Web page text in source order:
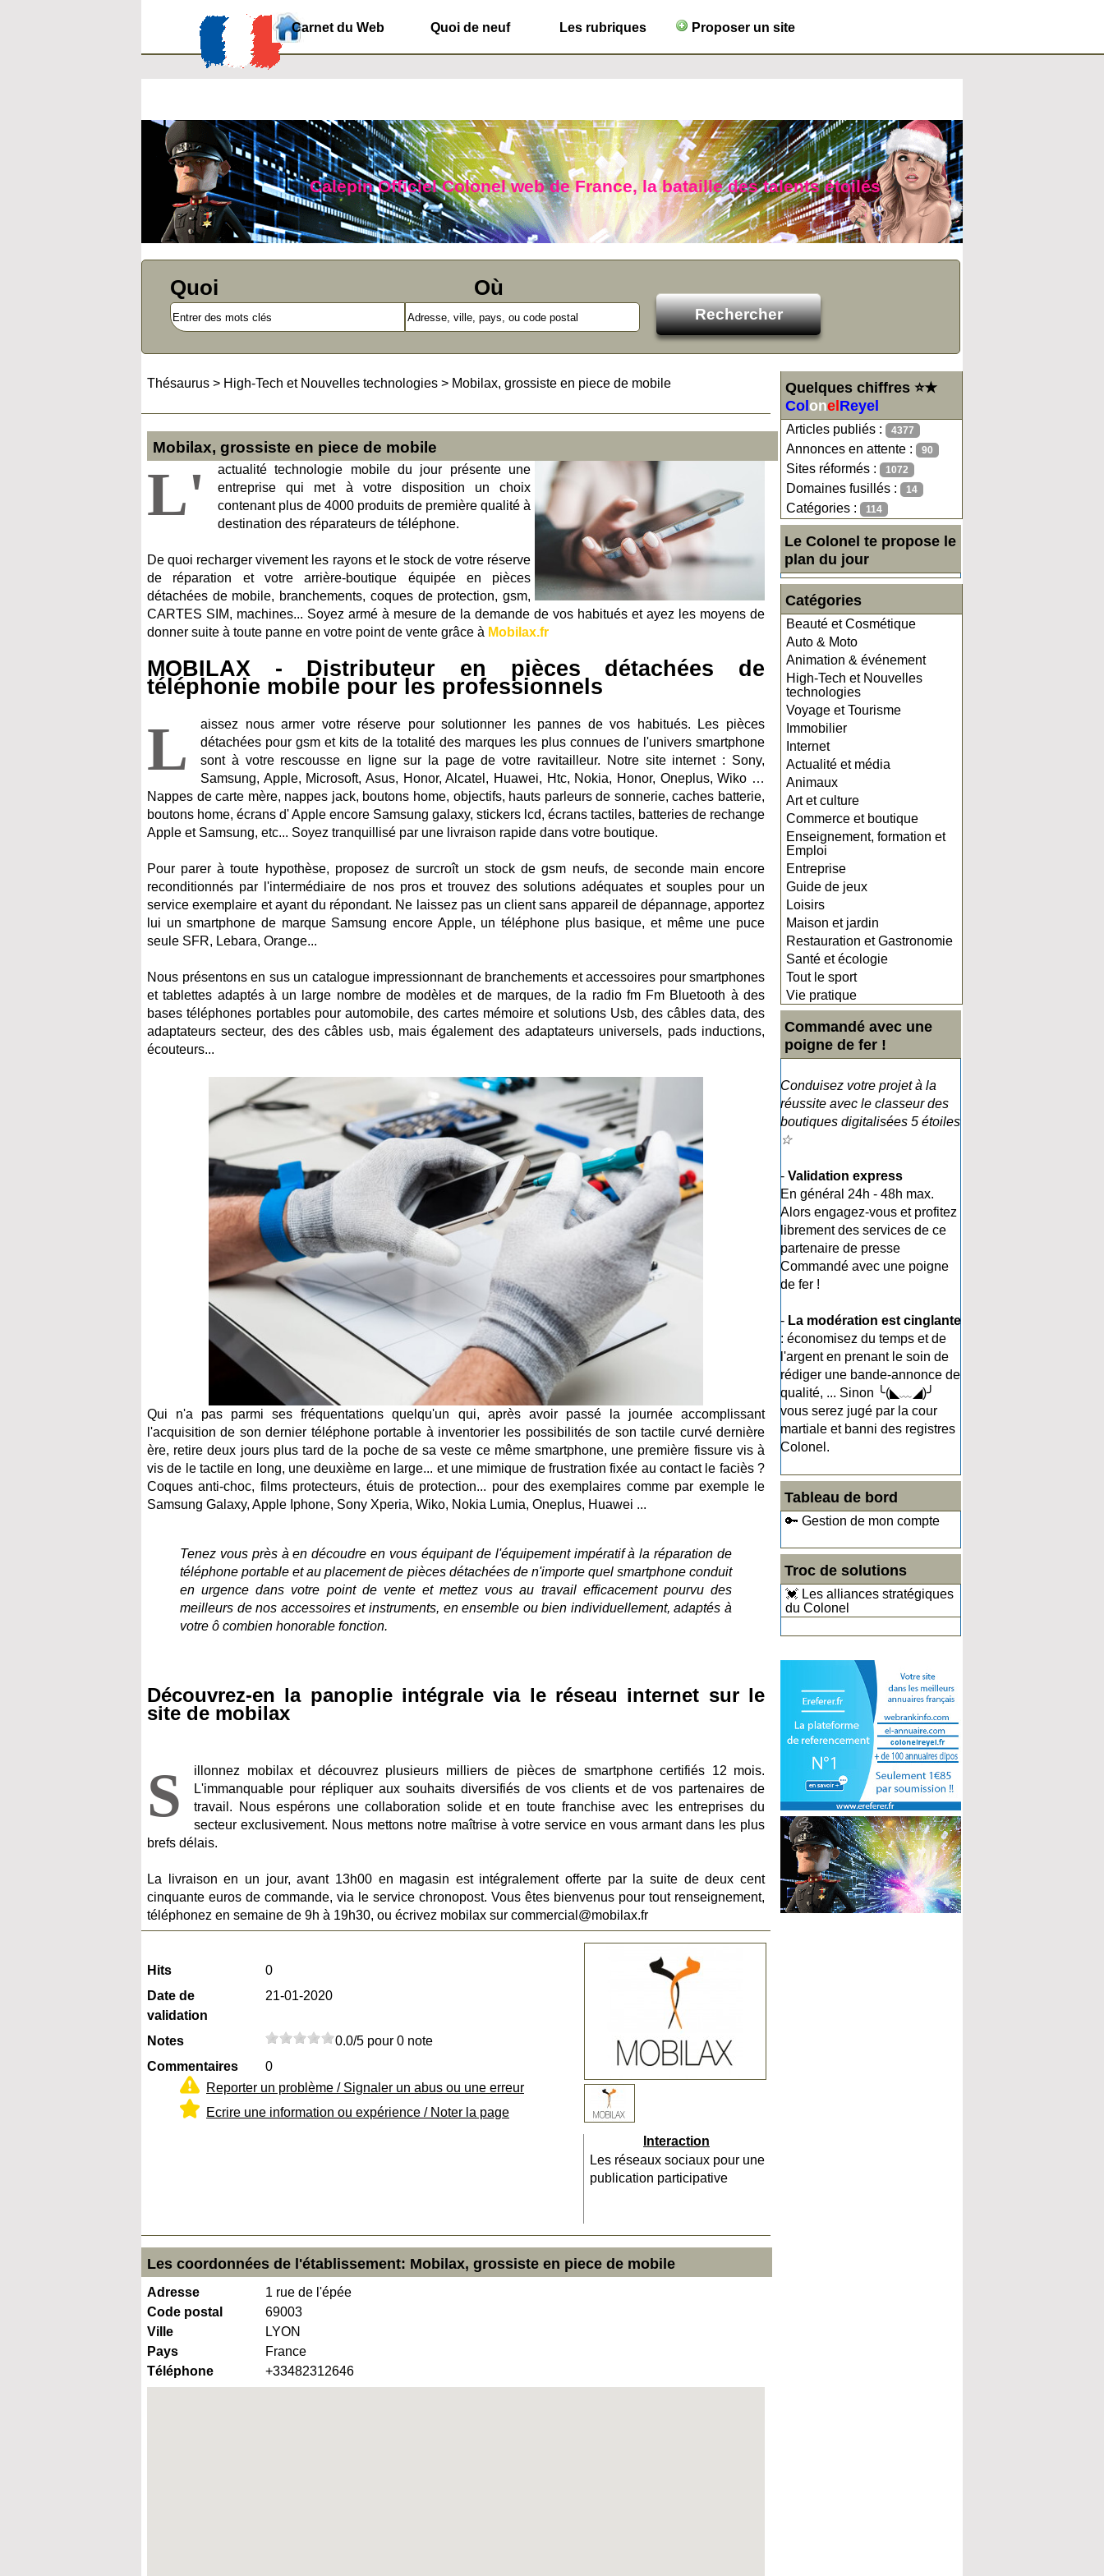
Carnet du Web Quoi de neuf Les rubriques Proposer un site
Calepin Officiel Colonel web de France, la bataille des talents étoilés
Quoi Où
Quelques chiffres ⭐★
Col onel Reyel
Articles publiés : 4377
Annonces en attente : 90
Sites réformés : 1072
Domaines fusillés : 14
Catégories : 114
Le Colonel te propose le
plan du jour
Catégories
Beauté et Cosmétique
Auto & Moto
Animation & événement
High-Tech et Nouvelles
technologies
Voyage et Tourisme
Immobilier
Internet
Actualité et média
Animaux
Art et culture
Commerce et boutique
Enseignement, formation et
Emploi
Entreprise
Guide de jeux
Loisirs
Maison et jardin
Restauration et Gastronomie
Santé et écologie
Tout le sport
Vie pratique
Commandé avec une
poigne de fer !
Conduisez votre projet à la
réussite avec le classeur des
boutiques digitalisées 5 étoiles
☆
- Validation express
En général 24h - 48h max.
Alors engagez-vous et profitez
librement des services de ce
partenaire de presse
Commandé avec une poigne
de fer !
- La modération est cinglante
: économisez du temps et de
l'argent en prenant le soin de
rédiger une bande-annonce de
qualité, ... Sinon ╰(◣﹏◢)╯
vous serez jugé par la cour
martiale et banni des registres
Colonel.
Tableau de bord
🔑 Gestion de mon compte
Troc de solutions
💓 Les alliances stratégiques
du Colonel
Thésaurus > High-Tech et Nouvelles technologies > Mobilax, grossiste en piece de mobile
Mobilax, grossiste en piece de mobile
L'
actualité technologie mobile du jour présente une
entreprise qui met à votre disposition un choix
contenant plus de 4000 produits de première qualité à
destination des réparateurs de téléphone.
De quoi recharger vivement les rayons et le stock de votre réserve
de réparation et votre arrière-boutique équipée en pièces
détachées de mobile, branchements, coques de protection, gsm,
CARTES SIM, machines... Soyez armé à mesure de la demande de vos habitués et ayez les moyens de
donner suite à toute panne en votre point de vente grâce à Mobilax.fr
MOBILAX - Distributeur en pièces détachées de
téléphonie mobile pour les professionnels
L
aissez nous armer votre réserve pour solutionner les pannes de vos habitués. Les pièces
détachées pour gsm et kits de la totalité des marques les plus connues de l'univers smartphone
sont à votre rescousse en ligne sur la page de votre ravitailleur. Notre site internet : Sony,
Samsung, Apple, Microsoft, Asus, Honor, Alcatel, Huawei, Htc, Nokia, Honor, Oneplus, Wiko …
Nappes de carte mère, nappes jack, boutons home, objectifs, hauts parleurs de sonnerie, caches batterie,
boutons home, écrans d' Apple encore Samsung galaxy, stickers lcd, écrans tactiles, batteries de rechange
Apple et Samsung, etc... Soyez tranquillisé par une livraison rapide dans votre boutique.
Pour parer à toute hypothèse, proposez de surcroît un stock de gsm neufs, de seconde main encore
reconditionnés par l'intermédiaire de nos pros et trouvez des solutions adéquates et souples pour un
service exemplaire et ayant du répondant. Ne laissez pas un client sans appareil de dépannage, apportez
lui un smartphone de marque Samsung encore Apple, un téléphone plus basique, et même une puce
seule SFR, Lebara, Orange...
Nous présentons en sus un catalogue impressionnant de branchements et accessoires pour smartphones
et tablettes adaptés à un large nombre de modèles et de marques, de la radio fm Fm Bluetooth à des
bases téléphones portables pour automobile, des cartes mémoire et solutions Usb, des câbles data, des
adaptateurs secteur, des des câbles usb, mais également des adaptateurs universels, pads inductions,
écouteurs...
Qui n'a pas parmi ses fréquentations quelqu'un qui, après avoir passé la journée accomplissant
l'acquisition de son dernier téléphone portable à inventorier les possibilités de son tactile curvé dernière
ère, retire deux jours plus tard de la poche de sa veste ce même smartphone, une première fissure vis à
vis de le tactile en long, une deuxième en large... et une mimique de frustration fixée au contact le faciès ?
Coques anti-choc, films protecteurs, étuis de protection... pour des exemplaires comme par exemple le
Samsung Galaxy, Apple Iphone, Sony Xperia, Wiko, Nokia Lumia, Oneplus, Huawei ...
Tenez vous près à en découdre en vous équipant de l'équipement impératif à la réparation de
téléphone portable et au placement de pièces détachées de n'importe quel smartphone conduit
en urgence dans votre point de vente et mettez vous au travail efficacement pourvu des
meilleurs de nos accessoires et instruments, en ensemble ou bien individuellement, adaptés à
votre ô combien honorable fonction.
Découvrez-en la panoplie intégrale via le réseau internet sur le
site de mobilax
S
illonnez mobilax et découvrez plusieurs milliers de pièces de smartphone certifiés 12 mois.
L'immanquable pour répliquer aux souhaits diversifiés de vos clients et de vos partenaires de
travail. Nous espérons une collaboration solide et en toute franchise avec les entreprises du
secteur exclusivement. Nous mettons notre maîtrise à votre service en vous armant dans les plus
brefs délais.
La livraison en un jour, avant 13h00 en magasin est intégralement offerte par la suite de deux cent
cinquante euros de commande, via le service chronopost. Vous êtes bienvenus pour tout renseignement,
téléphonez en semaine de 9h à 19h30, ou écrivez mobilax sur commercial@mobilax.fr
Hits
0
Date de
validation
21-01-2020
Notes
0.0/5 pour 0 note
Commentaires
0
Reporter un problème / Signaler un abus ou une erreur
Ecrire une information ou expérience / Noter la page
Interaction
Les réseaux sociaux pour une
publication participative
Les coordonnées de l'établissement: Mobilax, grossiste en piece de mobile
Adresse
1 rue de l'épée
Code postal
69003
Ville
LYON
Pays
France
Téléphone
+33482312646